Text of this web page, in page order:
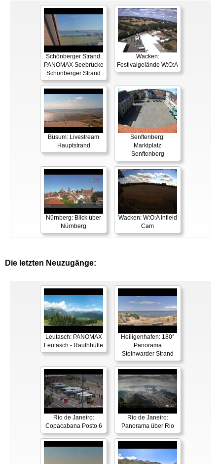
Schönberger Strand:
PANOMAX Seebrücke
Schönberger Strand
Wacken:
Festivalgelände W:O:A
Büsum: Livestream
Hauptstrand
Senftenberg:
Marktplatz
Senftenberg
Nürnberg: Blick über
Nürnberg
Wacken: W:O:A Infield
Cam
Die letzten Neuzugänge:
Leutasch: PANOMAX
Leutasch - Rauthhütte
Heiligenhafen: 180°
Panorama
Steinwarder Strand
Rio de Janeiro:
Copacabana Posto 6
Rio de Janeiro:
Panorama über Rio